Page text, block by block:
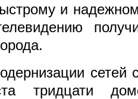
и
сетей
тридцати